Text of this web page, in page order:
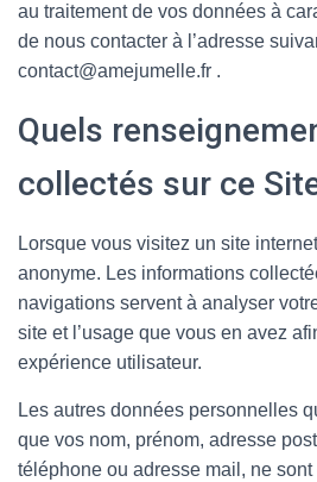
au traitement de vos données à
de nous contacter à l’adresse
contact@amejumelle.fr .
Quels
collectés sur ce
Lorsque vous visitez un site
anonyme. Les informations
navigations servent à analyser
site et l’usage que vous en avez
expérience utilisateur.
Les autres données personnelles
que vos nom, prénom, adresse
téléphone ou adresse mail, ne